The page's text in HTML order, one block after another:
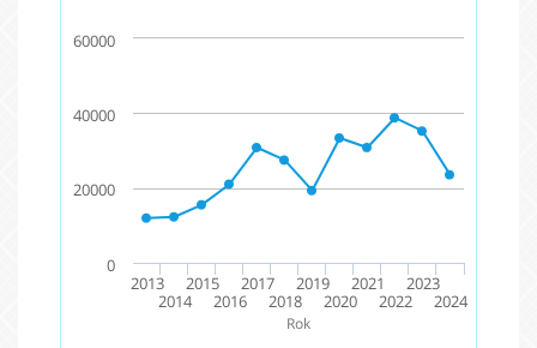
Rok
2013
2014
2015
2016
2017
2018
2019
2020
2021
2022
2023
2024
0
20000
40000
60000